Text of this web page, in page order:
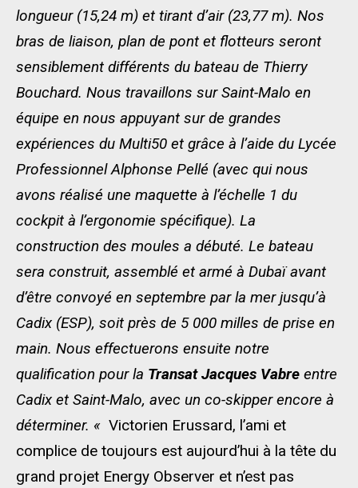
longueur (15,24 m) et tirant d’air (23,77 m). Nos
bras de liaison, plan de pont et flotteurs seront
sensiblement différents du bateau de Thierry
Bouchard. Nous travaillons sur Saint-Malo en
équipe en nous appuyant sur de grandes
expériences du Multi50 et grâce à l’aide du Lycée
Professionnel Alphonse Pellé (avec qui nous
avons réalisé une maquette à l’échelle 1 du
cockpit à l’ergonomie spécifique). La
construction des moules a débuté. Le bateau
sera construit, assemblé et armé à Dubaï avant
d’être convoyé en septembre par la mer jusqu’à
Cadix (ESP), soit près de 5 000 milles de prise en
main. Nous effectuerons ensuite notre
qualification pour la Transat Jacques Vabre entre
Cadix et Saint-Malo, avec un co-skipper encore à
déterminer. « Victorien Erussard, l’ami et
complice de toujours est aujourd’hui à la tête du
grand projet Energy Observer et n’est pas